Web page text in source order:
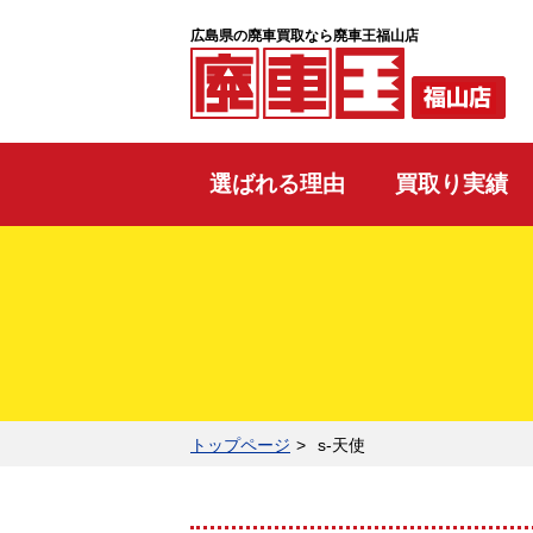
広島県の廃車買取なら廃車王福山店
選ばれる理由 買取り実績
トップページ s-天使